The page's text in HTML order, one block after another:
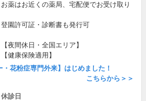
お薬はお近くの薬局、宅配便でお受け取り
登園許可証・診断書も発行可
【夜間休日・全国エリア】
【健康保険適用】
・花粉症専門外来】はじめました！
こちらから＞＞
診日